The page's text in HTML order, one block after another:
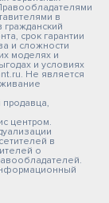
в
срок гарантии
и сложности
моделях и
и условиях
Не является
центром.
в
о